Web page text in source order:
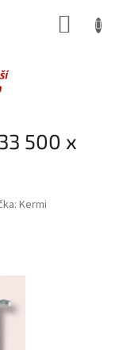
500 x
Kermi